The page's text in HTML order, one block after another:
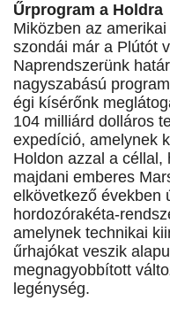
Űrprogram a Holdra
Miközben az
szondái már a Plútót
Naprendszerünk
nagyszabású
égi kísérőnk
104 milliárd dolláros
expedíció, amelynek
Holdon azzal a
majdani emberes
elkövetkező években
hordozórakéta-
amelynek technikai
űrhajókat veszik
megnagyobbított
legénység.